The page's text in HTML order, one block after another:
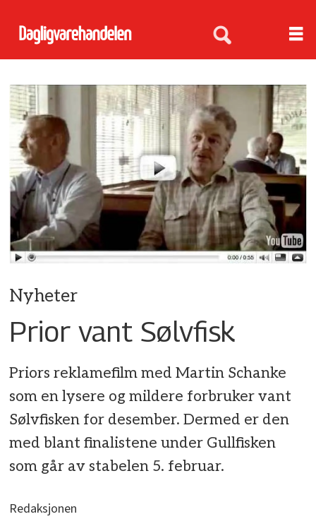
Nyheter
Prior vant Sølvfisk
Priors reklamefilm med Martin Schanke
som en lysere og mildere forbruker vant
Sølvfisken for desember. Dermed er den
med blant finalistene under Gullfisken
som går av stabelen 5. februar.
Redaksjonen